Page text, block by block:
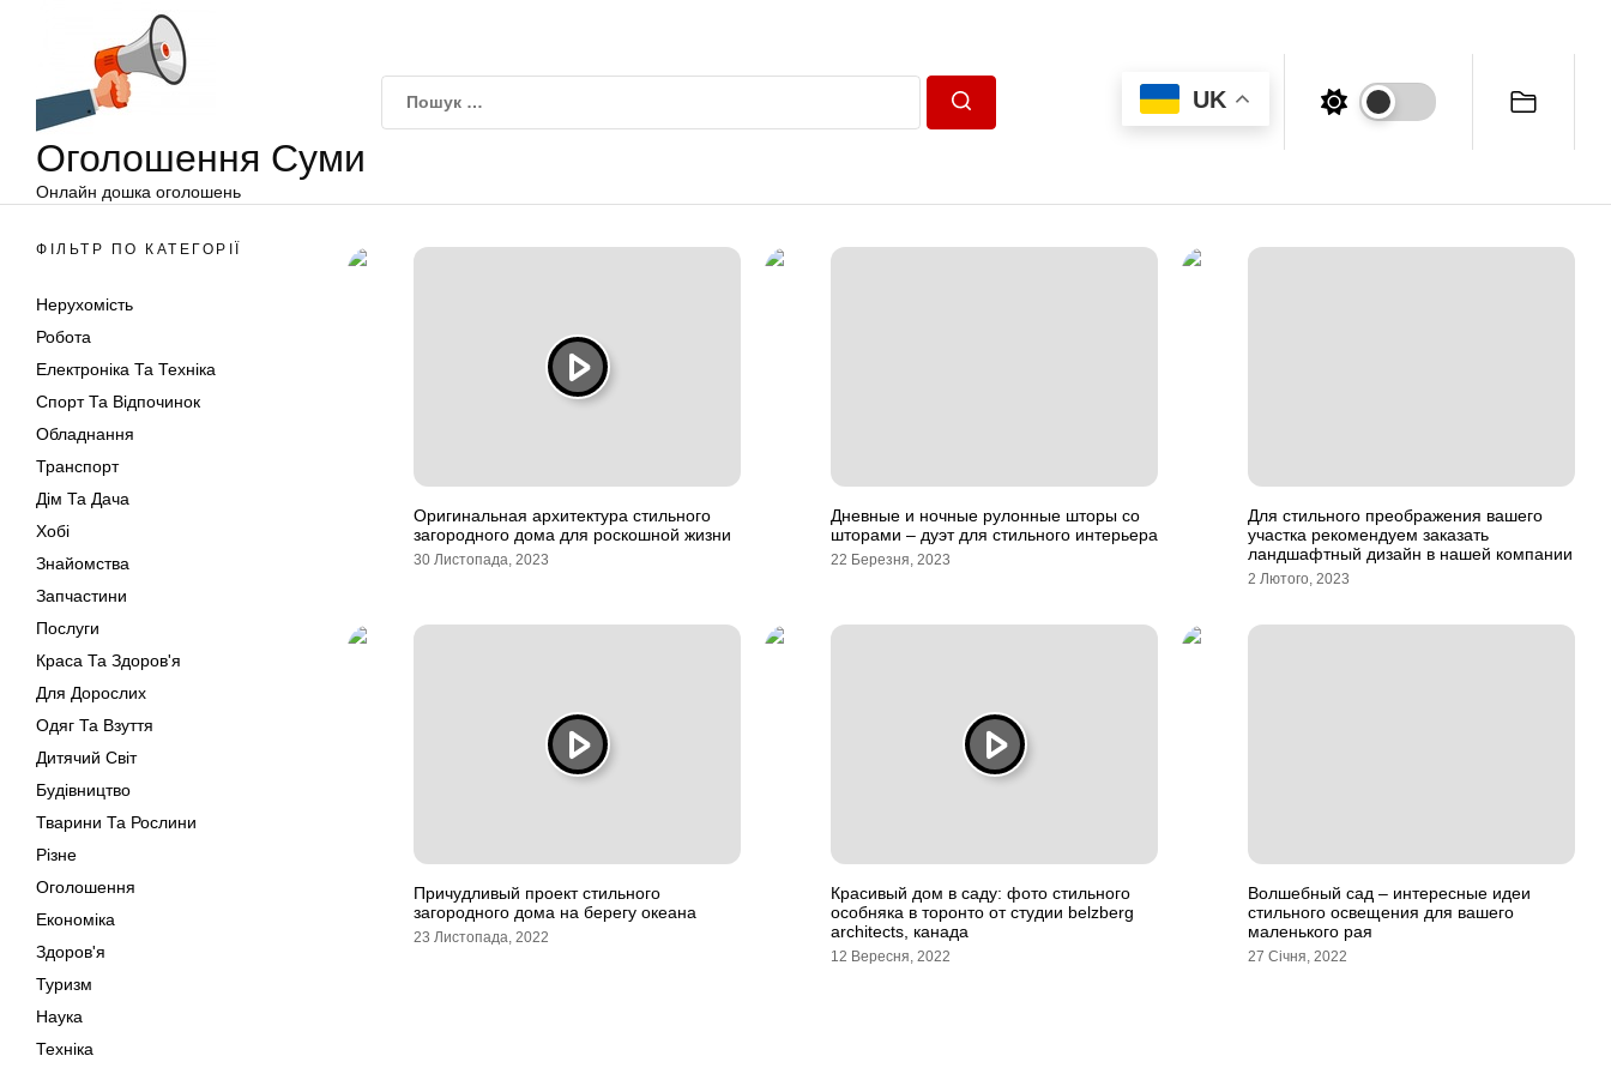
Оголошення Суми
Онлайн дошка оголошень
UK
ФІЛЬТР ПО КАТЕГОРІЇ
Нерухомість
Робота
Електроніка Та Техніка
Спорт Та Відпочинок
Обладнання
Транспорт
Дім Та Дача
Хобі
Знайомства
Запчастини
Послуги
Краса Та Здоров'я
Для Дорослих
Одяг Та Взуття
Дитячий Світ
Будівництво
Тварини Та Рослини
Різне
Оголошення
Економіка
Здоров'я
Туризм
Наука
Техніка
Оригинальная архитектура стильного
загородного дома для роскошной жизни
30 Листопада, 2023
Дневные и ночные рулонные шторы со
шторами – дуэт для стильного интерьера
22 Березня, 2023
Для стильного преображения вашего
участка рекомендуем заказать
ландшафтный дизайн в нашей компании
2 Лютого, 2023
Причудливый проект стильного
загородного дома на берегу океана
23 Листопада, 2022
Красивый дом в саду: фото стильного
особняка в торонто от студии belzberg
architects, канада
12 Вересня, 2022
Волшебный сад – интересные идеи
стильного освещения для вашего
маленького рая
27 Січня, 2022